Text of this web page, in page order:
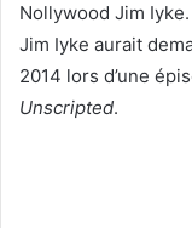
Nollywood Jim Iyke.
Jim Iyke aurait
2014 lors d’une
Unscripted.